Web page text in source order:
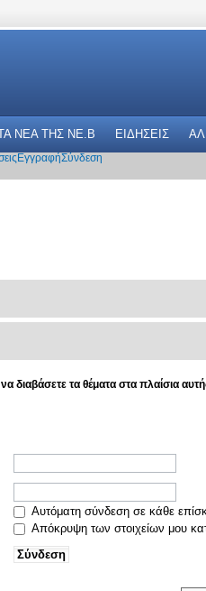
ΝΕΑ THΣ NE.B ΕΙΔΗΣΕΙΣ
ΕγγραφήΣύνδεση
να διαβάσετε τα θέματα στα πλαίσια
Αυτόματη σύνδεση σε κάθε
Απόκρυψη των στοιχείων μου